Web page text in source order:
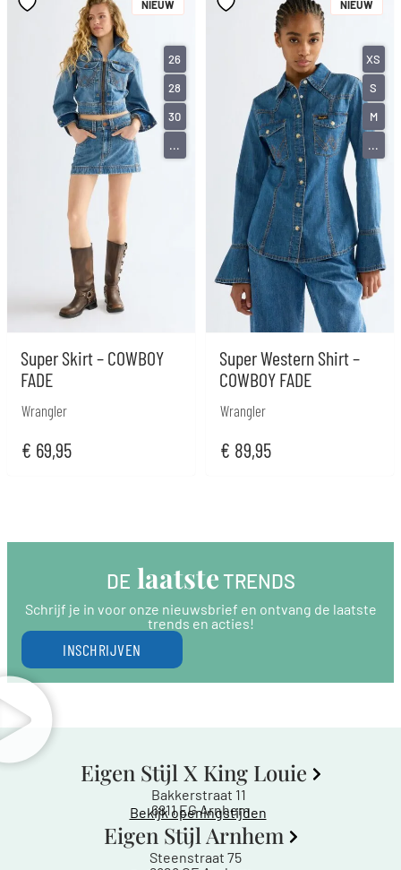
Super Skirt – COWBOY
FADE
Wrangler
€ 69,95
NIEUW
26
28
30
...
Super Western Shirt –
COWBOY FADE
Wrangler
€ 89,95
NIEUW
XS
S
M
...
DE laatste TRENDS
Schrijf je in voor onze nieuwsbrief en ontvang de laatste
trends en acties!
INSCHRIJVEN
Eigen Stijl X King Louie
Bakkerstraat 11
6811 EG Arnhem
Bekijk openingstijden
Eigen Stijl Arnhem
Steenstraat 75